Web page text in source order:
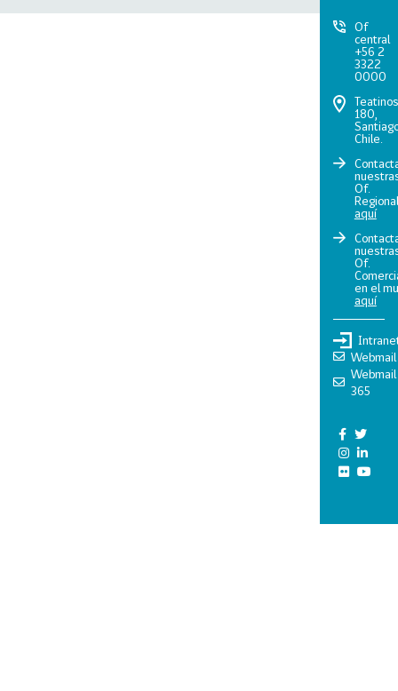
Of
central
+56 2
3322
0000
Teatinos
180,
Chile.
Of.
aquí
Of.
en el
aquí
Webmail
Webmail
365